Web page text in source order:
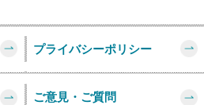
災保険株式会社との包括
て
プライバシーポリシー
ご意見・ご質問